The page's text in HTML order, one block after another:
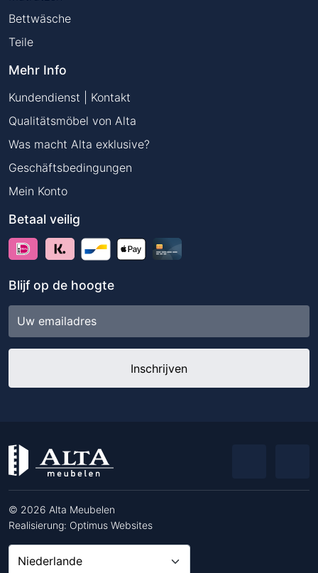
Bettwäsche
Teile
Mehr Info
Kundendienst | Kontakt
Qualitätsmöbel von Alta
Was macht Alta exklusive?
Geschäftsbedingungen
Mein Konto
Betaal veilig
Blijf op de hoogte
mailadres
© 2026 Alta Meubelen
Realisierung: Optimus Websites